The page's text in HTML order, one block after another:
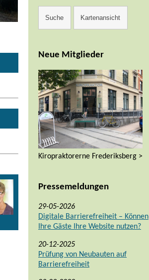
Neue Mitglieder
Kiropraktorerne Frederiksberg >
Pressemeldungen
29-05-2026
Digitale Barrierefreiheit – Können
Ihre Gäste Ihre Website nutzen?
20-12-2025
Prüfung von Neubauten auf
Barrierefreiheit